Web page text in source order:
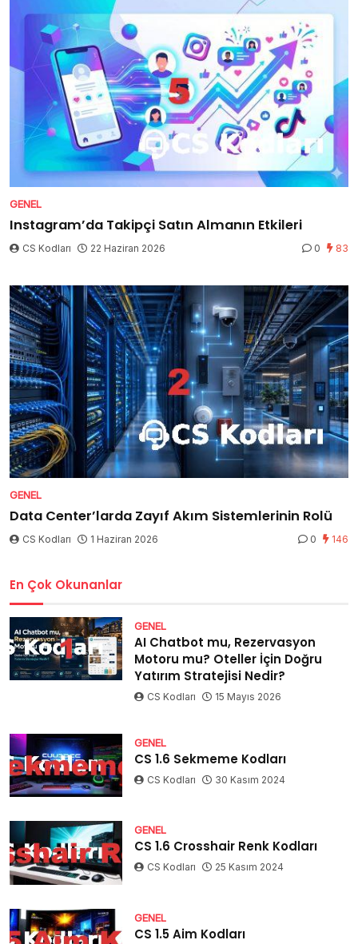
GENEL
Instagram’da Takipçi Satın Almanın Etkileri
CS Kodları 22 Haziran 2026 0 83
GENEL
Data Center’larda Zayıf Akım Sistemlerinin Rolü
CS Kodları 1 Haziran 2026 0 146
En Çok Okunanlar
GENEL
AI Chatbot mu, Rezervasyon
Motoru mu? Oteller İçin Doğru
Yatırım Stratejisi Nedir?
CS Kodları 15 Mayıs 2026
GENEL
CS 1.6 Sekmeme Kodları
CS Kodları 30 Kasım 2024
GENEL
CS 1.6 Crosshair Renk Kodları
CS Kodları 25 Kasım 2024
GENEL
CS 1.5 Aim Kodları